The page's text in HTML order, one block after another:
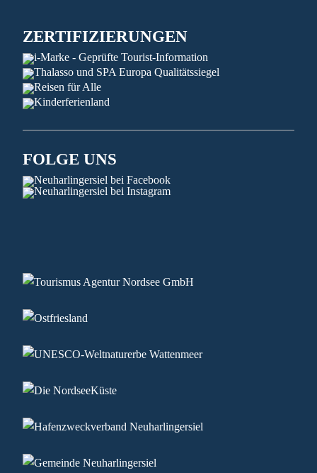
ZERTIFIZIERUNGEN
FOLGE UNS